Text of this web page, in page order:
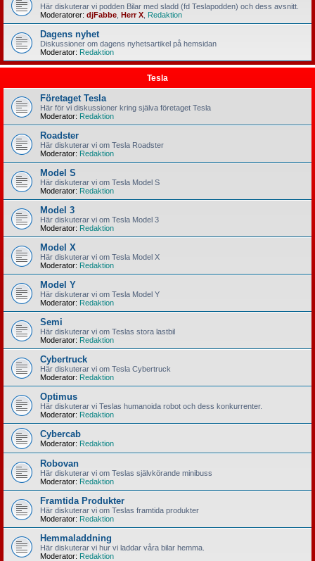
Här diskuterar vi podden Bilar med sladd (fd Teslapodden) och dess avsnitt.
Moderatorer: djFabbe Herr X Redaktion
Dagens nyhet
Diskussioner om dagens nyhetsartikel på hemsidan
Moderator: Redaktion
Tesla
Företaget Tesla
Här för vi diskussioner kring själva företaget Tesla
Moderator: Redaktion
Roadster
Här diskuterar vi om Tesla Roadster
Moderator: Redaktion
Model S
Här diskuterar vi om Tesla Model S
Moderator: Redaktion
Model 3
Här diskuterar vi om Tesla Model 3
Moderator: Redaktion
Model X
Här diskuterar vi om Tesla Model X
Moderator: Redaktion
Model Y
Här diskuterar vi om Tesla Model Y
Moderator: Redaktion
Semi
Här diskuterar vi om Teslas stora lastbil
Moderator: Redaktion
Cybertruck
Här diskuterar vi om Tesla Cybertruck
Moderator: Redaktion
Optimus
Här diskuterar vi Teslas humanoida robot och dess konkurrenter.
Moderator: Redaktion
Cybercab
Moderator: Redaktion
Robovan
Här diskuterar vi om Teslas självkörande minibuss
Moderator: Redaktion
Framtida Produkter
Här diskuterar vi om Teslas framtida produkter
Moderator: Redaktion
Hemmaladdning
Här diskuterar vi hur vi laddar våra bilar hemma.
Moderator: Redaktion